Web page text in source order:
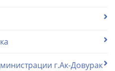
г.Ак-Довурак